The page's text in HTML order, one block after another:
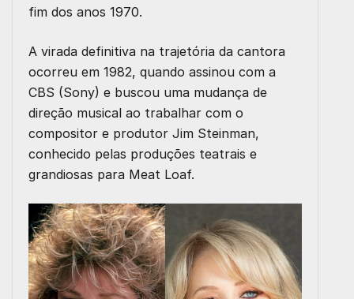
fim dos anos 1970.
A virada definitiva na trajetória da cantora
ocorreu em 1982, quando assinou com a
CBS (Sony) e buscou uma mudança de
direção musical ao trabalhar com o
compositor e produtor Jim Steinman,
conhecido pelas produções teatrais e
grandiosas para Meat Loaf.